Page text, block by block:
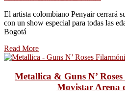
El artista colombiano Penyair cerrará
con un show especial para todas las
Bogotá
Read More
Metallica & Guns N’
Movistar Arena